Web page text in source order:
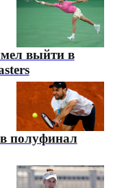
выйти в
полуфинал